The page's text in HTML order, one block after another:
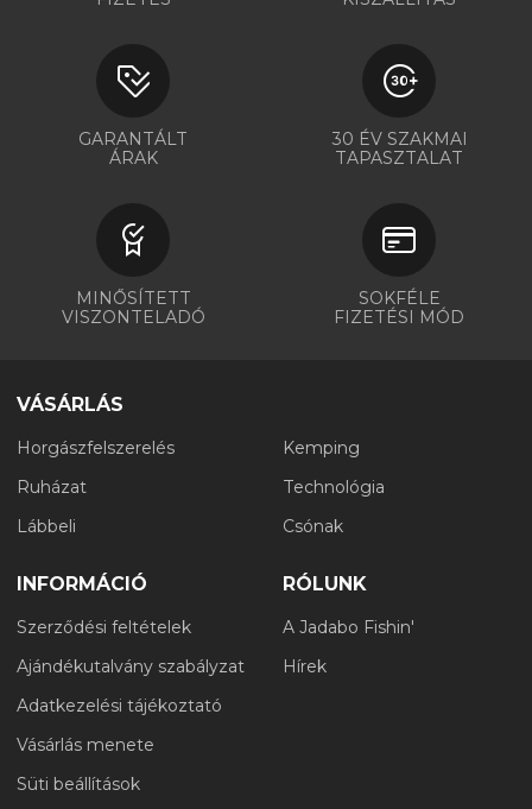
GARANTÁLT
ÁRAK
30 ÉV SZAKMAI
TAPASZTALAT
MINŐSÍTETT
VISZONTELADÓ
SOKFÉLE
FIZETÉSI MÓD
VÁSÁRLÁS
Horgászfelszerelés
Ruházat
Lábbeli
Kemping
Technológia
Csónak
INFORMÁCIÓ
Szerződési feltételek
Ajándékutalvány szabályzat
Adatkezelési tájékoztató
Vásárlás menete
Süti beállítások
RÓLUNK
A Jadabo Fishin'
Hírek